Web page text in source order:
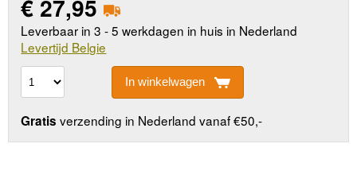
€ 27,95
Leverbaar in 3 - 5 werkdagen in huis in Nederland
Levertijd Belgie
In winkelwagen
Gratis verzending in Nederland vanaf €50,-